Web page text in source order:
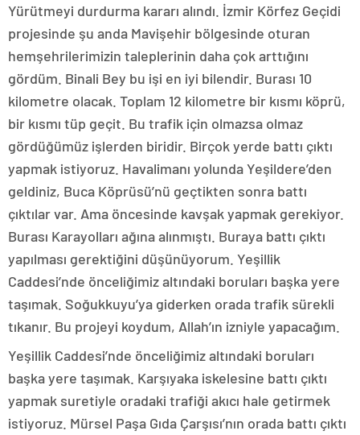
Yürütmeyi durdurma kararı alındı. İzmir Körfez Geçidi
projesinde şu anda Mavişehir bölgesinde oturan
hemşehrilerimizin taleplerinin daha çok arttığını
gördüm. Binali Bey bu işi en iyi bilendir. Burası 10
kilometre olacak. Toplam 12 kilometre bir kısmı köprü,
bir kısmı tüp geçit. Bu trafik için olmazsa olmaz
gördüğümüz işlerden biridir. Birçok yerde battı çıktı
yapmak istiyoruz. Havalimanı yolunda Yeşildere’den
geldiniz, Buca Köprüsü’nü geçtikten sonra battı
çıktılar var. Ama öncesinde kavşak yapmak gerekiyor.
Burası Karayolları ağına alınmıştı. Buraya battı çıktı
yapılması gerektiğini düşünüyorum. Yeşillik
Caddesi’nde önceliğimiz altındaki boruları başka yere
taşımak. Soğukkuyu’ya giderken orada trafik sürekli
tıkanır. Bu projeyi koydum, Allah’ın izniyle yapacağım.
Yeşillik Caddesi’nde önceliğimiz altındaki boruları
başka yere taşımak. Karşıyaka iskelesine battı çıktı
yapmak suretiyle oradaki trafiği akıcı hale getirmek
istiyoruz. Mürsel Paşa Gıda Çarşısı’nın orada battı çıktı